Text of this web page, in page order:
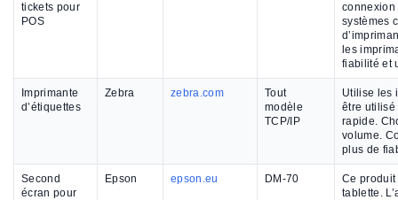
tickets pour
POS
connexion
systèmes
les
fiabilité et
Imprimante
d’étiquettes
Zebra zebra.com
Tout
modèle
TCP/IP
Utilise les
être utilisé
rapide.
volume.
plus de
Second
écran pour
Epson epson.eu DM-70
Ce produit
tablette.